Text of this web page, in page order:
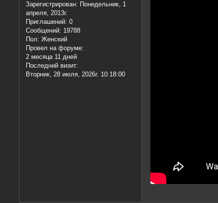
Зарегистрирован: Понедельник, 1
апреля, 2013г.
Приглашений: 0
Сообщений: 19788
Пол: Женский
Провел на форуме:
2 месяца 11 дней
Последний визит:
Вторник, 28 июля, 2026г. 10:18:00